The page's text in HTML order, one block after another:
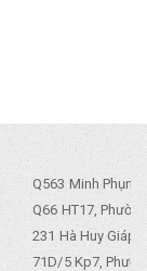
Q563 Minh
Q66 HT17,
231 Hà Huy Giáp,
71D/5 Kp7,